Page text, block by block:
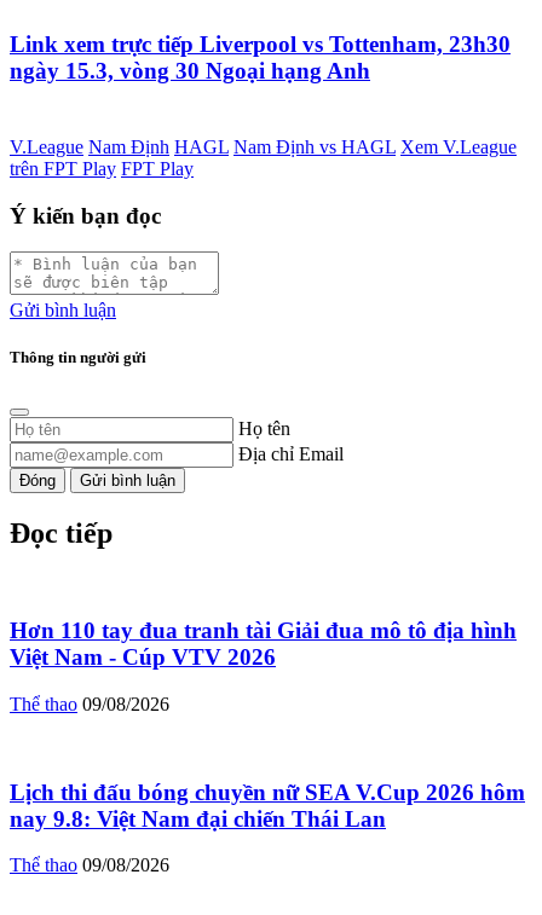
Link xem trực tiếp Liverpool vs Tottenham, 23h30
ngày 15.3, vòng 30 Ngoại hạng Anh
V.League Nam Định HAGL Nam Định vs HAGL Xem V.League
trên FPT Play FPT Play
Ý kiến bạn đọc
Gửi bình luận
Thông tin người gửi
Họ tên
Địa chỉ Email
Đóng Gửi bình luận
Đọc tiếp
Hơn 110 tay đua tranh tài Giải đua mô tô địa hình
Việt Nam - Cúp VTV 2026
Thể thao 09/08/2026
Lịch thi đấu bóng chuyền nữ SEA V.Cup 2026 hôm
nay 9.8: Việt Nam đại chiến Thái Lan
Thể thao 09/08/2026